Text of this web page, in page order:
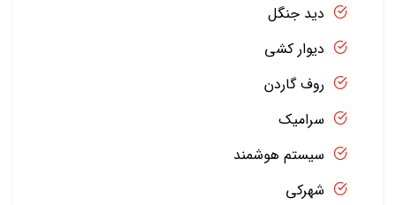
دید جنگل
دیوار کشی
روف گاردن
سرامیک
سیستم هوشمند
شهرکی